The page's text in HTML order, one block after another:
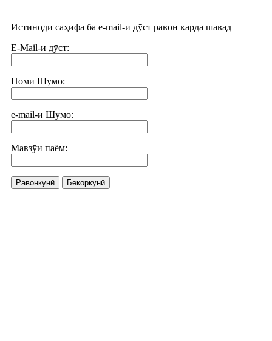
Истиноди саҳифа ба e-mail-и дӯст равон карда шавад
E-Mail-и дӯст:
Номи Шумо:
e-mail-и Шумо:
Мавзӯи паём:
Равонкунӣ Бекоркунӣ